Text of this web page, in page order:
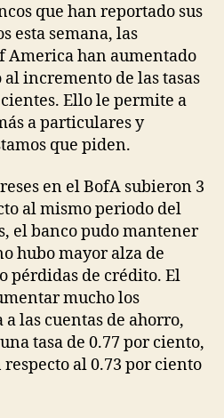
que han reportado sus
esta semana, las
America han aumentado
incremento de las tasas
Ello le permite a
a particulares y
que piden.
en el BofA subieron 3
al mismo periodo del
el banco pudo mantener
hubo mayor alza de
pérdidas de crédito. El
mucho los
las cuentas de ahorro,
tasa de 0.77 por ciento,
al 0.73 por ciento